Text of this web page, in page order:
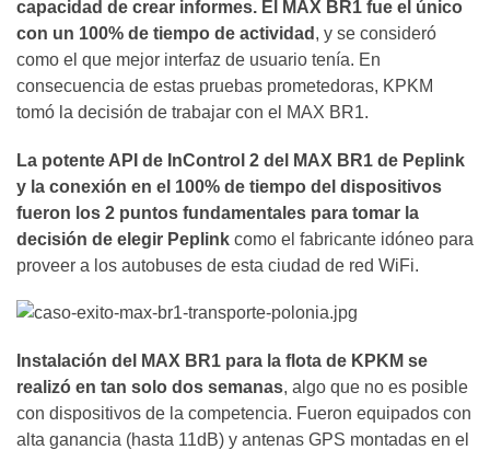
capacidad de crear informes. El MAX BR1 fue el único
con un 100% de tiempo de actividad , y se consideró
como el que mejor interfaz de usuario tenía. En
consecuencia de estas pruebas prometedoras, KPKM
tomó la decisión de trabajar con el MAX BR1.
La potente API de InControl 2 del MAX BR1 de Peplink
y la conexión en el 100% de tiempo del dispositivos
fueron los 2 puntos fundamentales para tomar la
decisión de elegir Peplink como el fabricante idóneo para
proveer a los autobuses de esta ciudad de red WiFi.
Instalación del MAX BR1 para la flota de KPKM se
realizó en tan solo dos semanas, algo que no es posible
con dispositivos de la competencia. Fueron equipados con
alta ganancia (hasta 11dB) y antenas GPS montadas en el